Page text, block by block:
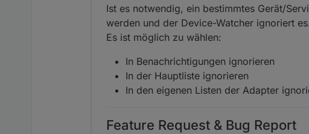
Ist es notwendig, ein bestimmtes Gerät/
werden und der Device-Watcher ignoriert es.
Es ist möglich zu wählen:
In Benachrichtigungen ignorieren
In der Hauptliste ignorieren
In den eigenen Listen der Adapter
Feature Request & Bug Report